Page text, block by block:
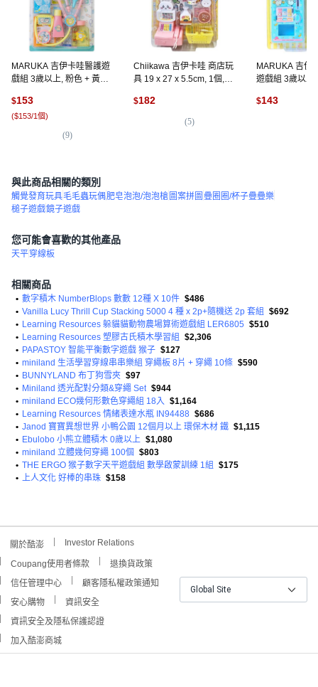
MARUKA 吉伊卡哇醫護遊
戲組 3歲以上, 粉色 + 黃色
$153
($153/1個)
(9)
Chiikawa 吉伊卡哇 商店玩
具 19 x 27 x 5.5cm, 1個,
$182
(5)
MARUKA 吉伊
遊戲組 3歲以上
$143
與此商品相關的類別
觸覺發育玩具毛毛蟲玩偶肥皂泡泡/泡泡槍 圖案拼圖 疊圈圈/杯子疊疊樂
槌子遊戲鏡子遊戲
您可能會喜歡的其他產品
天平穿線板
相關商品
• 數字積木 NumberBlops 數數 12種 X 10件 $486
• Vanilla Lucy Thrill Cup Stacking 5000 4 種 x 2p+隨機送 2p 套組
$692
• Learning Resources 躲貓貓動物農場算術遊戲組 LER6805 $510
• Learning Resources 塑膠古氏積木學習組
$2,306
• PAPASTOY 智能平衡數字遊戲 猴子 $127
• miniland 生活學習穿線串串樂組 穿繩板 8片 + 穿繩 10條 $590
• BUNNYLAND 布丁狗雪夾 $97
• Miniland 透光配對分類&穿繩 Set $944
• miniland ECO幾何形數色穿繩組 18入
$1,164
• Learning Resources 情緒表達水瓶 IN94488 $686
• Janod 寶寶異想世界 小鴨公園 12個月以上 環保木材 鐵 $1,115
• Ebulobo 小熊立體積木 0歲以上 $1,080
• miniland 立體幾何穿繩 100個 $803
• THE ERGO 猴子數字天平遊戲組 數學啟蒙訓練 1組
$175
•
上人文化 好棒的串珠 $158
關於酷澎 Investor Relations
Coupang使用者條款
退換貨政策
信任管理中心
顧客隱私權政策通知
安心購物
資訊安全
資訊安全及隱私保護認證
加入酷澎商城
Global Site